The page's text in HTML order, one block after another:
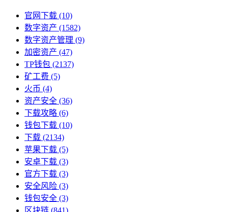
官网下载 (10)
数字资产 (1582)
数字资产管理 (9)
加密资产 (47)
TP钱包 (2137)
矿工费 (5)
火币 (4)
资产安全 (36)
下载攻略 (6)
钱包下载 (10)
下载 (2134)
苹果下载 (5)
安卓下载 (3)
官方下载 (3)
安全风险 (3)
钱包安全 (3)
区块链 (841)